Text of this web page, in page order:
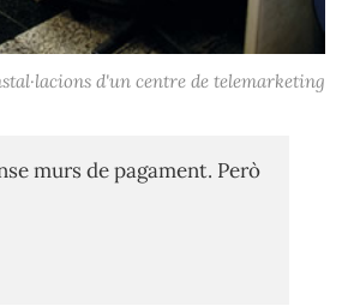
d'un centre de telemarketing
murs de pagament. Però